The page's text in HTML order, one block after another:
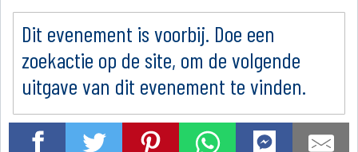
Dit evenement is voorbij. Doe een
zoekactie op de site, om de volgende
uitgave van dit evenement te vinden.